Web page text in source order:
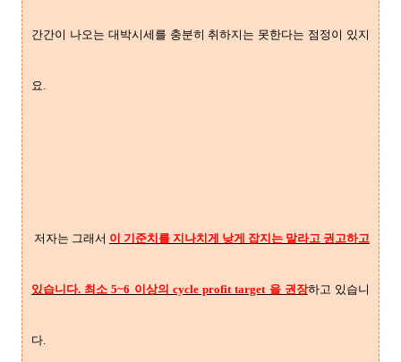
간간이 나오는 대박시세를 충분히 취하지는 못한다는 점정이 있지
요.
저자는 그래서 이 기준치를 지나치게 낮게 잡지는 말라고 권고하고
있습니다. 최소 5~6 이상의 cycle profit target 을 권장하고 있습니
다.